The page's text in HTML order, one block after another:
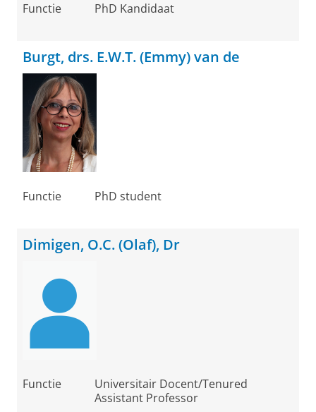
Functie PhD Kandidaat
Burgt, drs. E.W.T. (Emmy) van de
Functie PhD student
Dimigen, O.C. (Olaf), Dr
Functie
Universitair Docent/Tenured
Assistant Professor